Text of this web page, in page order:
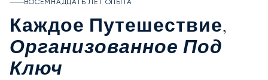
ВОСЕМНАДЦАТЬ ЛЕТ ОПЫТА
Каждое Путешествие,
Организованное Под
Ключ